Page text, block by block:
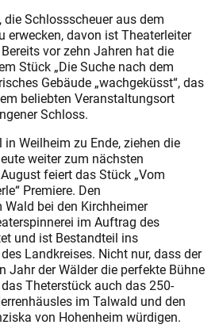
Schlossscheuer aus dem
erwecken, davon ist Theaterleiter
vor zehn Jahren hat die
Stück „Die Suche nach dem
Gebäude „wachgeküsst“, das
beliebten Veranstaltungsort
Schloss.
Weilheim zu Ende, ziehen die
weiter zum nächsten
feiert das Stück „Vom
Premiere. Den
bei den Kirchheimer
im Auftrag des
und ist Bestandteil ins
Landkreises. Nicht nur, dass der
Jahr der Wälder die perfekte Bühne
Theterstück auch das 250-
im Talwald und den
von Hohenheim würdigen.